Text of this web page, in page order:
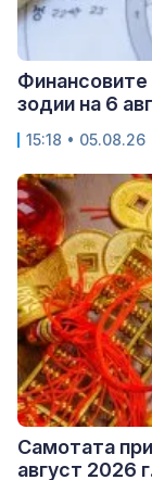
Финансовите
зодии на 6
15:18 • 05.08.26
Самотата
август 2026